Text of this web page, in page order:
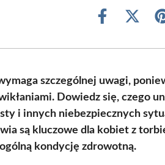
Share
Share
szczególnej uwagi,
Dowiedz się, czego
i innych niebezpiecznych
są kluczowe dla kobiet z
kondycję zdrowotną.